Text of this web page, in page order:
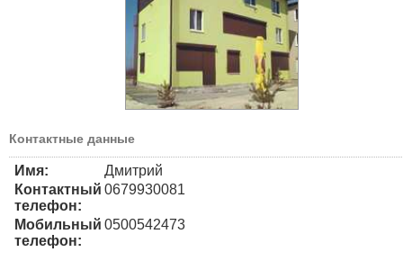
Контактные данные
Имя:
Дмитрий
Контактный
телефон:
0679930081
Мобильный
телефон:
0500542473